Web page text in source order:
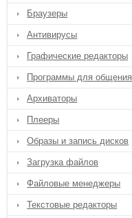
Браузеры
Антивирусы
Графические редакторы
Программы для общения
Архиваторы
Плееры
Образы и запись дисков
Загрузка файлов
Файловые менеджеры
Текстовые редакторы